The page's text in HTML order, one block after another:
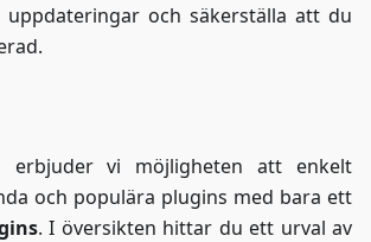
och säkerställa att du
erbjuder vi möjligheten att enkelt
och populära plugins med bara ett
. I översikten hittar du ett urval av